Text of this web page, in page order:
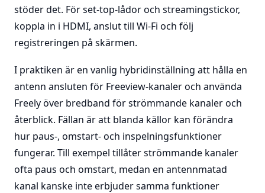
stöder det. För set-top-lådor och streamingstickor,
koppla in i HDMI, anslut till Wi-Fi och följ
registreringen på skärmen.
I praktiken är en vanlig hybridinställning att hålla en
antenn ansluten för Freeview-kanaler och använda
Freely över bredband för strömmande kanaler och
återblick. Fällan är att blanda källor kan förändra
hur paus-, omstart- och inspelningsfunktioner
fungerar. Till exempel tillåter strömmande kanaler
ofta paus och omstart, medan en antennmatad
kanal kanske inte erbjuder samma funktioner